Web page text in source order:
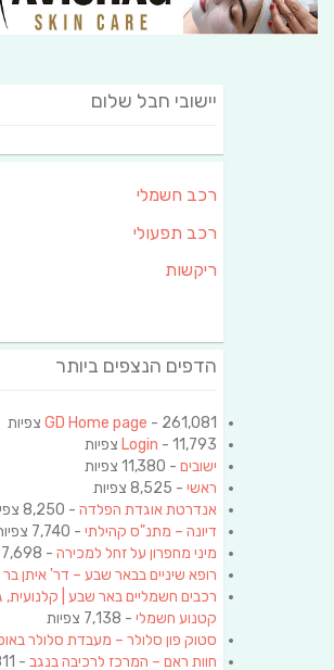
יישובי חבל שלום
רכב חשמלי
רכב תפעולי
ריקשות
הדפים הנצפים ביותר
GD Home page - 261,081 צפיות
Login - 11,793 צפיות
ישובים - 11,380 צפיות
ראשי - 8,525 צפיות
אנדרטת אוגדת הפלדה - 8,250 צפיות
דיונה – מתנ"ס קהילתי - 7,740 צפיות
מיני מחפרון על זחל למכירה - 7,698 צפיות
רופא שיניים בבאר שבע – דר' איתן בר
רכבים חשמליים באר שבע | קלנועית,
קטנוע חשמלי - 7,138 צפיות
סטוק פון סלולר – מעבדת סלולר
חוות ראם – המרכז לרכיבה בנגב - 6,811 צפיות